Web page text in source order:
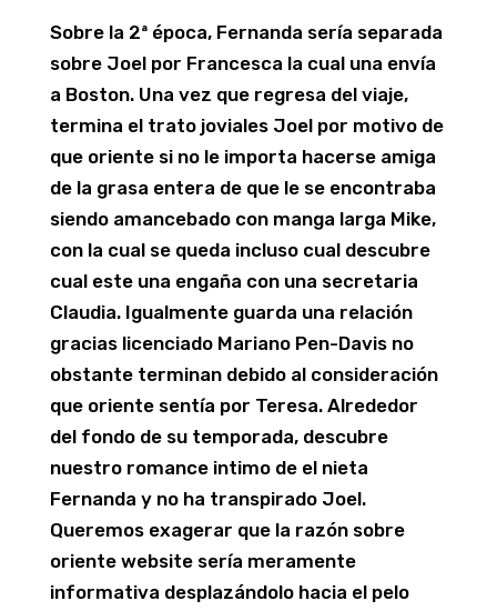
Sobre la 2ª época, Fernanda serí­a separada
sobre Joel por Francesca la cual una envía
a Boston. Una vez que regresa del viaje,
termina el trato joviales Joel por motivo de
que oriente si no le importa hacerse amiga
de la grasa entera de que le se encontraba
siendo amancebado con manga larga Mike,
con la cual se queda incluso cual descubre
cual este una engaña con una secretaria
Claudia. Igualmente guarda una relación
gracias licenciado Mariano Pen-Davis no
obstante terminan debido al consideración
que oriente sentía por Teresa. Alrededor
del fondo de su temporada, descubre
nuestro romance intimo de el nieta
Fernanda y no ha transpirado Joel.
Queremos exagerar que la razón sobre
oriente website serí­a meramente
informativa desplazándolo hacia el pelo